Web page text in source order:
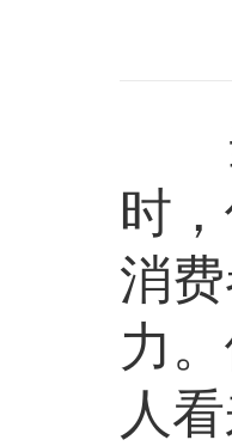
当
时
消
力
人